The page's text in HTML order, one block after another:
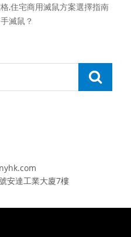
,住宅商用滅鼠方案選擇指南
滅鼠？
安達工業大廈7樓